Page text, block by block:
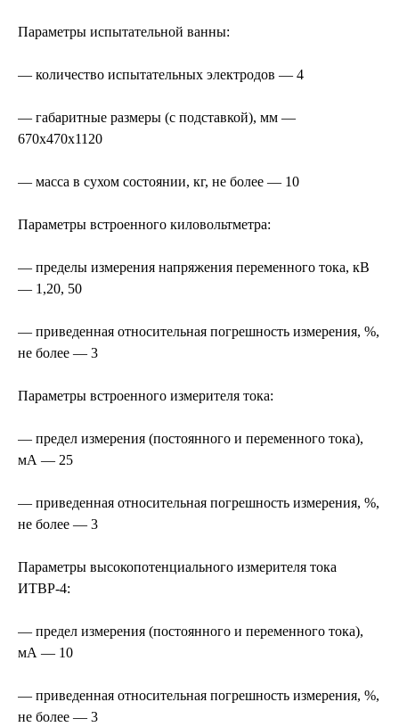
Параметры испытательной ванны:
— количество испытательных электродов — 4
— габаритные размеры (с подставкой), мм —
670х470х1120
— масса в сухом состоянии, кг, не более — 10
Параметры встроенного киловольтметра:
— пределы измерения напряжения переменного тока, кВ
— 1,20, 50
— приведенная относительная погрешность измерения, %,
не более — 3
Параметры встроенного измерителя тока:
— предел измерения (постоянного и переменного тока),
мА — 25
— приведенная относительная погрешность измерения, %,
не более — 3
Параметры высокопотенциального измерителя тока
ИТВР-4:
— предел измерения (постоянного и переменного тока),
мА — 10
— приведенная относительная погрешность измерения, %,
не более — 3